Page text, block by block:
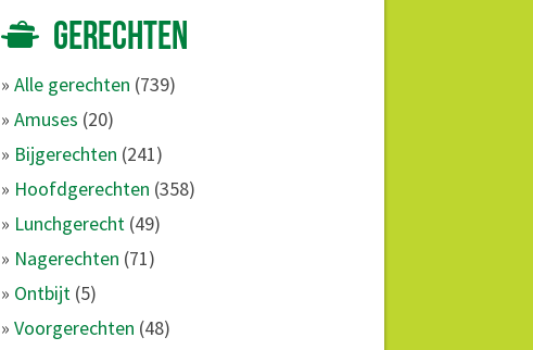
GERECHTEN
» Alle gerechten (739)
» Amuses (20)
» Bijgerechten (241)
» Hoofdgerechten (358)
» Lunchgerecht(49)
» Nagerechten (71)
» Ontbijt(5)
» Voorgerechten (48)